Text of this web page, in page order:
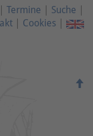
Termine Suche
Cookies